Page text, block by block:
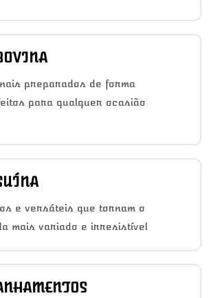
preparados de forma
para qualquer ocasião
e versáteis que tornam o
mais variado e irresistível